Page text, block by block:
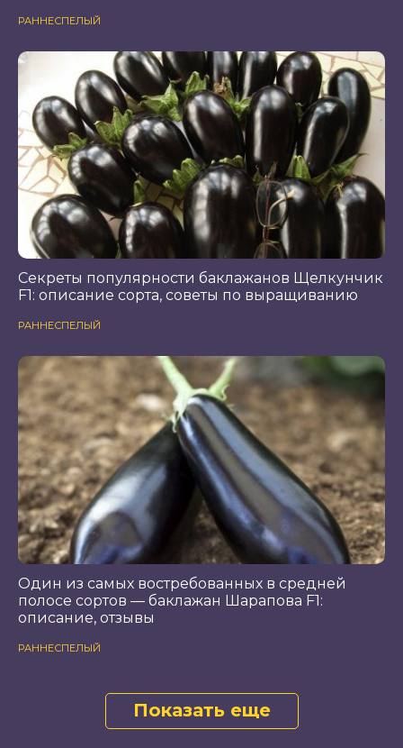
РАННЕСПЕЛЫЙ
Секреты популярности баклажанов Щелкунчик
F1: описание сорта, советы по выращиванию
РАННЕСПЕЛЫЙ
Один из самых востребованных в средней
полосе сортов — баклажан Шарапова F1:
описание, отзывы
РАННЕСПЕЛЫЙ
Показать еще